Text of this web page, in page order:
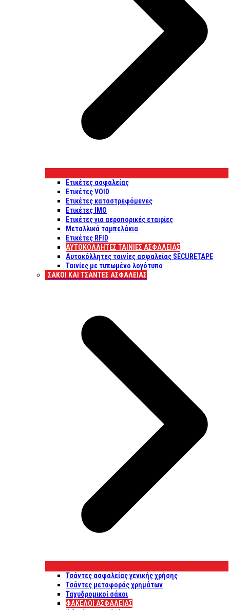
Ετικέτες ασφαλείας
Ετικέτες VOID
Ετικέτες καταστρεφόμενες
Ετικέτες IMO
Ετικέτες για αεροπορικές εταιρίες
Μεταλλικά ταμπελάκια
Ετικέτες RFID
ΑΥΤΟΚΌΛΛΗΤΕΣ ΤΑΙΝΊΕΣ ΑΣΦΑΛΕΊΑΣ
Αυτοκόλλητες ταινίες ασφαλείας SECURETAPE
Ταινίες με τυπωμένο λογότυπο
ΣΆΚΟΙ ΚΑΙ ΤΣΆΝΤΕΣ ΑΣΦΑΛΕΊΑΣ
Τσάντες ασφαλείας γενικής χρήσης
Τσάντες μεταφοράς χρημάτων
Ταχυδρομικοί σάκοι
ΦΑΚΕΛΟΙ ΑΣΦΑΛΕΙΑΣ